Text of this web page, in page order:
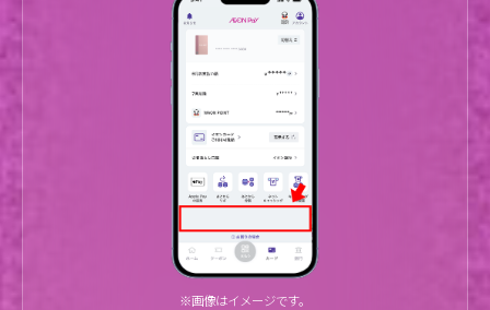
※画像はイメージです。